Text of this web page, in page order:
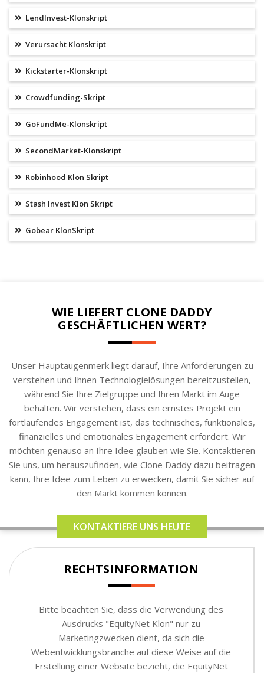
LendInvest-Klonskript
Verursacht Klonskript
Kickstarter-Klonskript
Crowdfunding-Skript
GoFundMe-Klonskript
SecondMarket-Klonskript
Robinhood Klon Skript
Stash Invest Klon Skript
Gobear KlonSkript
WIE LIEFERT CLONE DADDY
GESCHÄFTLICHEN WERT?
Unser Hauptaugenmerk liegt darauf, Ihre Anforderungen zu
verstehen und Ihnen Technologielösungen bereitzustellen,
während Sie Ihre Zielgruppe und Ihren Markt im Auge
behalten. Wir verstehen, dass ein ernstes Projekt ein
fortlaufendes Engagement ist, das technisches, funktionales,
finanzielles und emotionales Engagement erfordert. Wir
möchten genauso an Ihre Idee glauben wie Sie. Kontaktieren
Sie uns, um herauszufinden, wie Clone Daddy dazu beitragen
kann, Ihre Idee zum Leben zu erwecken, damit Sie sicher auf
den Markt kommen können.
KONTAKTIERE UNS HEUTE
RECHTSINFORMATION
Bitte beachten Sie, dass die Verwendung des
Ausdrucks "EquityNet Klon" nur zu
Marketingzwecken dient, da sich die
Webentwicklungsbranche auf diese Weise auf die
Erstellung einer Website bezieht, die EquityNet